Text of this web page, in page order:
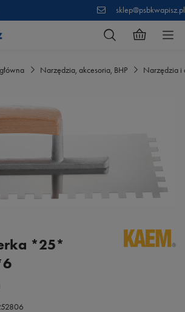
sklep@psbkwapisz.pl
Narzędzia, akcesoria, BHP Narzędzia i
*25*